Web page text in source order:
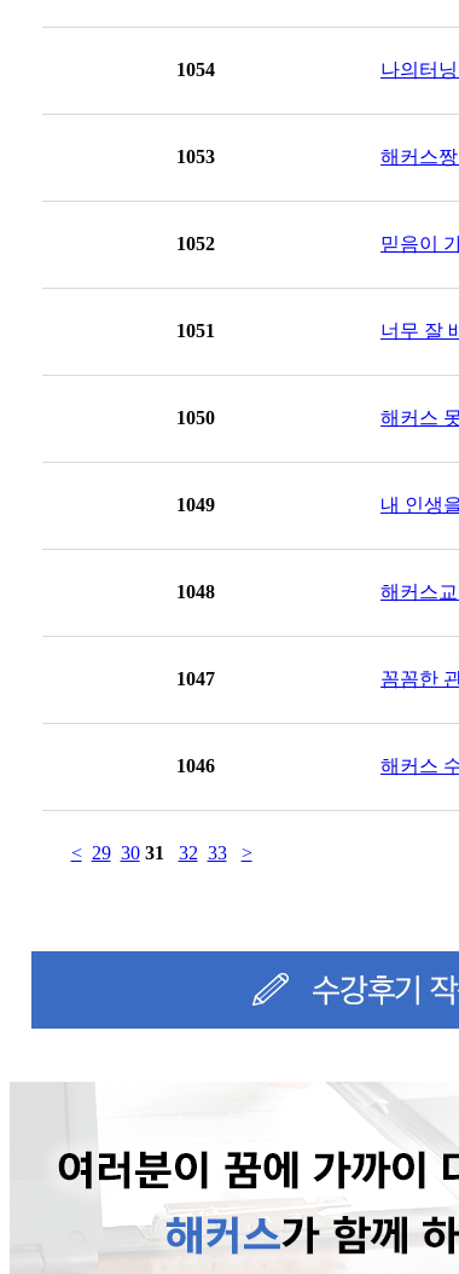
1054 나의터
1053 해커스
1052 믿음이
1051 너무 잘
1050 해커스
1049 내 인생
1048 해커스
1047 꼼꼼한
1046 해커스
< 29 3031 32 33 >